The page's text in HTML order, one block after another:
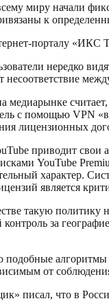
миру начали
к
порталу «ИКС
нередко
несоответствие
медиарынке
с помощью VPN
лицензионных
приводит свои
YouTube
характер.
является
такую политику
за
алгоритмы
от
писал, что в